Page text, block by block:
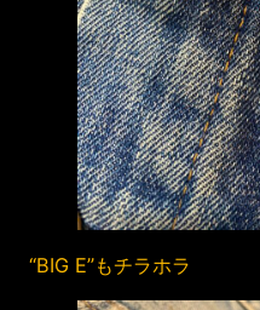
“BIG E”もチラホラ